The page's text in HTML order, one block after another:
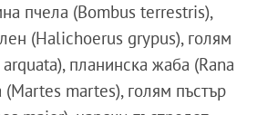
пчела (Bombus terrestris),
(Halichoerus grypus), голям
планинска жаба (Rana
(Martes martes), голям пъстър